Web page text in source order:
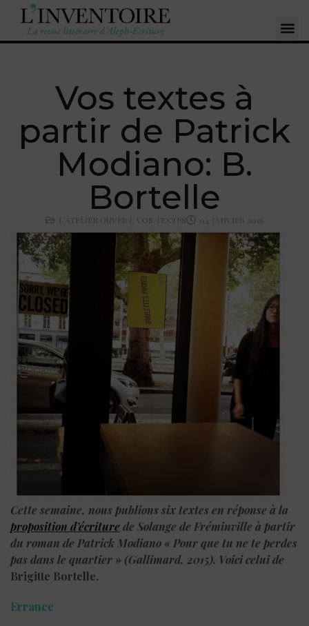
Vos textes à
partir de Patrick
Modiano: B.
Bortelle
L'ATELIER OUVERT VOS TEXTES 04 JANVIER 2016
Cette semaine, nous publions six textes en réponse à la
proposition d’écriturede Solange de Fréminville à partir
du roman de Patrick Modiano « Pour que tu ne te perdes
pas dans le quartier » (Gallimard, 2015). Voici celui de
Brigitte Bortelle.
Errance